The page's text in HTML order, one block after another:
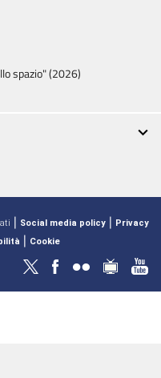
spazio" (2026)
| Social media policy | Privacy
| Cookie